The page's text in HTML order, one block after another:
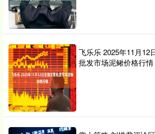
飞乐乐 2025年11月12
批发市场泥鳅价格行情